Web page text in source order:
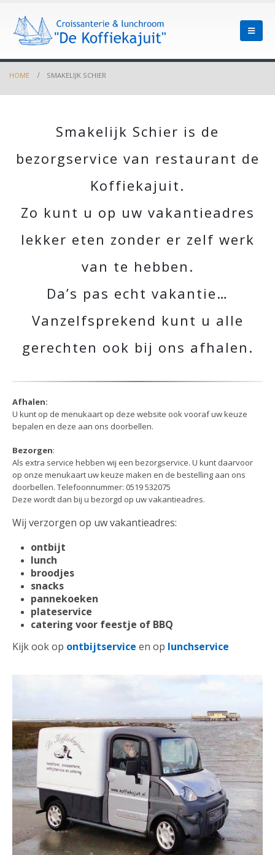
HOME SMAKELIJK SCHIER
Smakelijk Schier is de
bezorgservice van restaurant de
Koffiekajuit.
Zo kunt u op uw vakantieadres
lekker eten zonder er zelf werk
van te hebben.
Da’s pas echt vakantie…
Vanzelfsprekend kunt u alle
gerechten ook bij ons afhalen.
Afhalen:
U kunt op de menukaart op deze website ook vooraf uw keuze
bepalen en deze aan ons doorbellen.
Bezorgen:
Als extra service hebben wij een bezorgservice. U kunt daarvoor
op onze menukaart uw keuze maken en de bestelling aan ons
doorbellen. Telefoonnummer: 0519 532075
Deze wordt dan bij u bezorgd op uw vakantieadres.
Wij verzorgen op uw vakantieadres:
ontbijt
lunch
broodjes
snacks
pannekoeken
plateservice
catering voor feestje of BBQ
Kijk ook op ontbijtservice en op lunchservice